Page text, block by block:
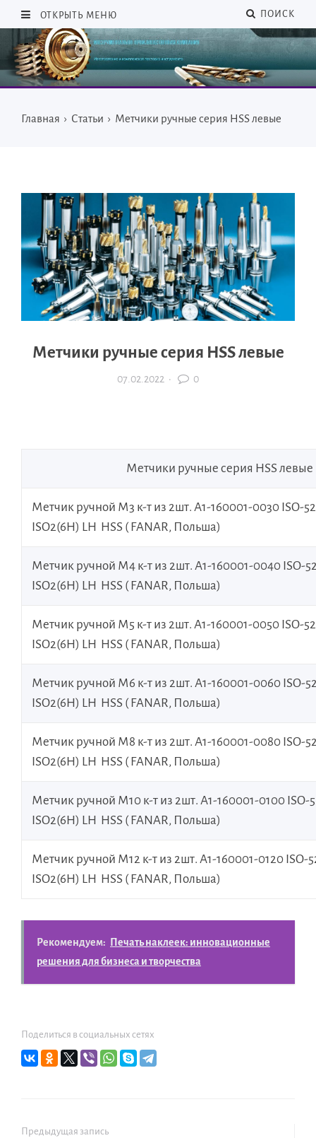
ОТКРЫТЬ МЕНЮ ПОИСК
Главная › Статьи › Метчики ручные серия HSS левые
Метчики ручные серия HSS левые
07.02.2022 · 0
Метчики ручные серия HSS левые
Метчик ручной М3 к-т из 2шт. А1-160001-0030 ISO-
ISO2(6H) LH HSS ( FANAR, Польша)
Метчик ручной М4 к-т из 2шт. А1-160001-0040 ISO-
ISO2(6H) LH HSS ( FANAR, Польша)
Метчик ручной М5 к-т из 2шт. А1-160001-0050 ISO-
ISO2(6H) LH HSS ( FANAR, Польша)
Метчик ручной М6 к-т из 2шт. А1-160001-0060 ISO-
ISO2(6H) LH HSS ( FANAR, Польша)
Метчик ручной М8 к-т из 2шт. А1-160001-0080 ISO-
ISO2(6H) LH HSS ( FANAR, Польша)
Метчик ручной М10 к-т из 2шт. А1-160001-0100 ISO-
ISO2(6H) LH HSS ( FANAR, Польша)
Метчик ручной М12 к-т из 2шт. А1-160001-0120 ISO-
ISO2(6H) LH HSS ( FANAR, Польша)
Рекомендуем:
Печать наклеек: инновационные
решения для бизнеса и творчества
Поделиться в социальных сетях
Предыдущая запись